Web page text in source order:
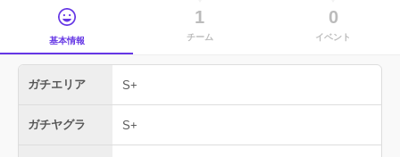
基本情報
1
チーム
0
イベント
ガチエリア S+
ガチヤグラ S+